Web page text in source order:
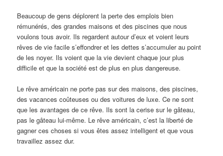
Beaucoup de gens déplorent la perte des emplois bien
rémunérés, des grandes maisons et des piscines que nous
voulons tous avoir. Ils regardent autour d’eux et voient leurs
rêves de vie facile s’effondrer et les dettes s’accumuler au point
de les noyer. Ils voient que la vie devient chaque jour plus
difficile et que la société est de plus en plus dangereuse.
Le rêve américain ne porte pas sur des maisons, des piscines,
des vacances coûteuses ou des voitures de luxe. Ce ne sont
que les avantages de ce rêve. Ils sont la cerise sur le gâteau,
pas le gâteau lui-même. Le rêve américain, c’est la liberté de
gagner ces choses si vous êtes assez intelligent et que vous
travaillez assez dur.